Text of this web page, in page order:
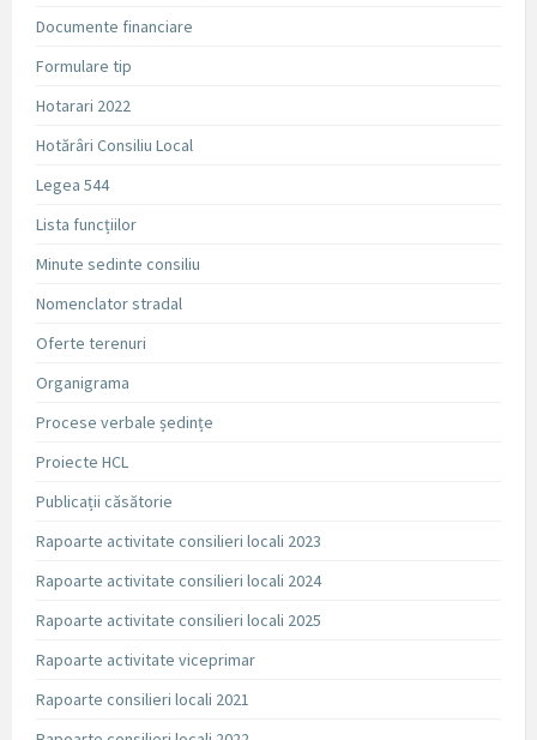
Documente financiare
Formulare tip
Hotarari 2022
Hotărâri Consiliu Local
Legea 544
Lista funcțiilor
Minute sedinte consiliu
Nomenclator stradal
Oferte terenuri
Organigrama
Procese verbale ședințe
Proiecte HCL
Publicații căsătorie
Rapoarte activitate consilieri locali 2023
Rapoarte activitate consilieri locali 2024
Rapoarte activitate consilieri locali 2025
Rapoarte activitate viceprimar
Rapoarte consilieri locali 2021